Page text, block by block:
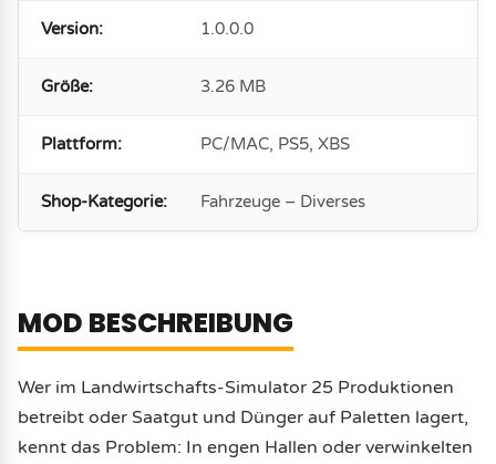
Version: 1.0.0.0
Größe: 3.26 MB
Plattform: PC/MAC, PS5, XBS
Shop-Kategorie: Fahrzeuge – Diverses
MOD BESCHREIBUNG
Wer im Landwirtschafts-Simulator 25 Produktionen
betreibt oder Saatgut und Dünger auf Paletten lagert,
kennt das Problem: In engen Hallen oder verwinkelten